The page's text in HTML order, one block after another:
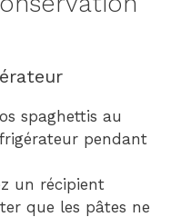
spaghettis au
pendant
un récipient
que les pâtes ne